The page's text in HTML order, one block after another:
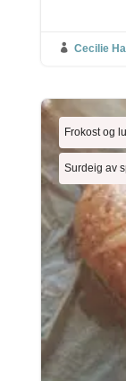
 Cecilie
Frokost og
Surdeig av